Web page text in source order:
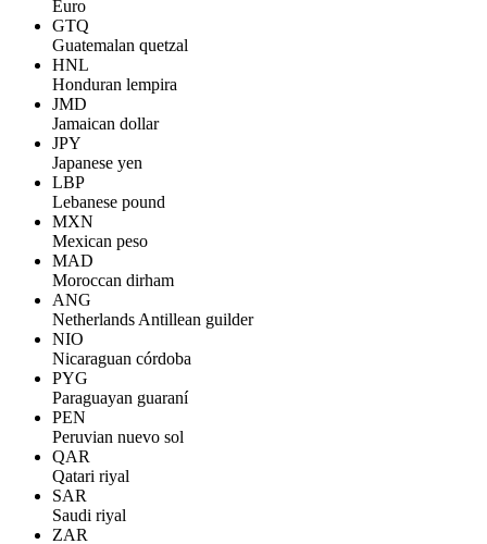
Euro
GTQ
Guatemalan quetzal
HNL
Honduran lempira
JMD
Jamaican dollar
JPY
Japanese yen
LBP
Lebanese pound
MXN
Mexican peso
MAD
Moroccan dirham
ANG
Netherlands Antillean guilder
NIO
Nicaraguan córdoba
PYG
Paraguayan guaraní
PEN
Peruvian nuevo sol
QAR
Qatari riyal
SAR
Saudi riyal
ZAR